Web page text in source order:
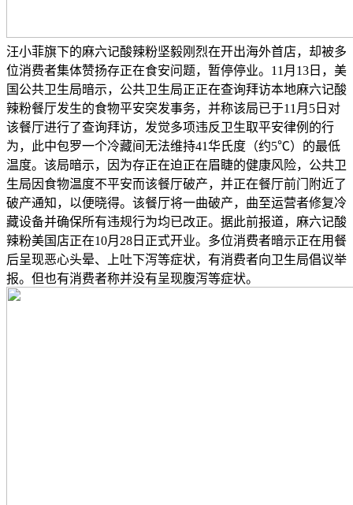
汪小菲旗下的麻六记酸辣粉坚毅刚烈在开出海外首店，却被多
位消费者集体赞扬存正在食安问题，暂停停业。11月13日，美
国公共卫生局暗示，公共卫生局正正在查询拜访本地麻六记酸
辣粉餐厅发生的食物平安突发事务，并称该局已于11月5日对
该餐厅进行了查询拜访，发觉多项违反卫生取平安律例的行
为，此中包罗一个冷藏间无法维持41华氏度（约5℃）的最低
温度。该局暗示，因为存正在迫正在眉睫的健康风险，公共卫
生局因食物温度不平安而该餐厅破产，并正在餐厅前门附近了
破产通知，以便晓得。该餐厅将一曲破产，曲至运营者修复冷
藏设备并确保所有违规行为均已改正。据此前报道，麻六记酸
辣粉美国店正在10月28日正式开业。多位消费者暗示正在用餐
后呈现恶心头晕、上吐下泻等症状，有消费者向卫生局倡议举
报。但也有消费者称并没有呈现腹泻等症状。